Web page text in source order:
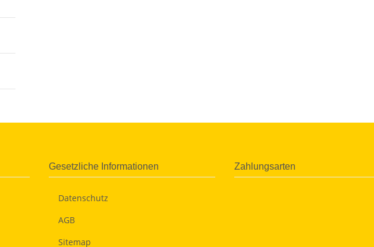
Gesetzliche Informationen
Datenschutz
AGB
Sitemap
Zahlungsarten